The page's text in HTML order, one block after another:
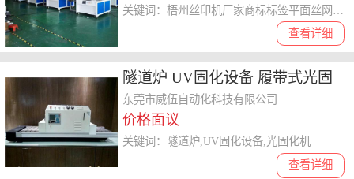
查看详细
关键词：梧州丝印机厂家商标标签平面丝网印刷机
隧道炉 UV固化设备 履带式光固
化机
东莞市威伍自动化科技有限公司
价格面议
查看详细
关键词：隧道炉,UV固化设备,光固化机